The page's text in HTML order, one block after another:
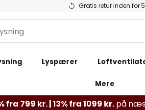
Gratis retur inden for
Lyspærer
Mere
fra 799 kr. | 13% fra 1099 kr. på